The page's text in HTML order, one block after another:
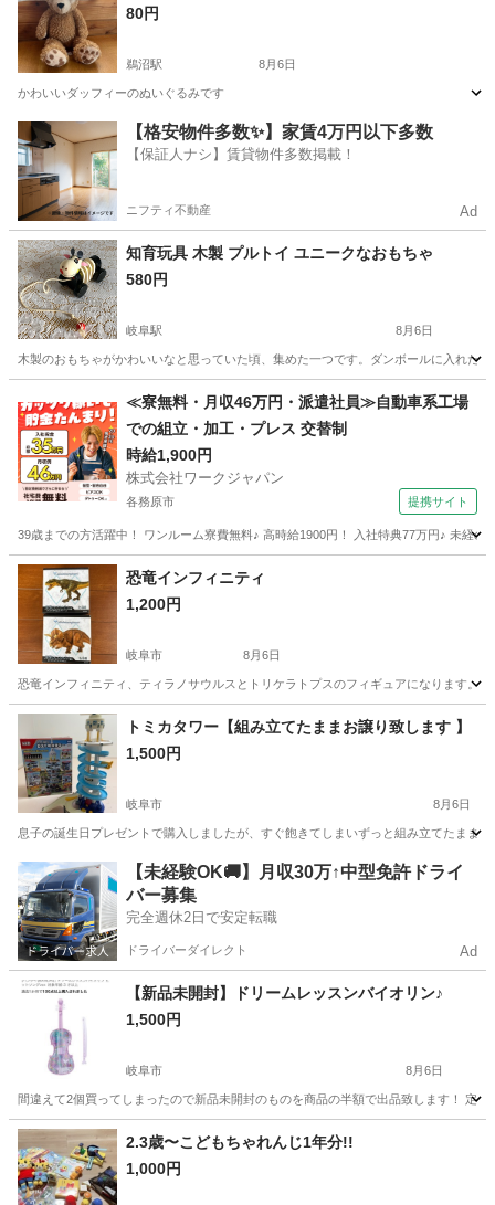
80円
鵜沼駅 8月6日
かわいいダッフィーのぬいぐるみです
岐阜 各務原市 鵜沼駅 おもちゃ
【格安物件多数✨】家賃4万円以下多数
【保証人ナシ】賃貸物件多数掲載！
ニフティ不動産 Ad
知育玩具 木製 プルトイ ユニークなおもちゃ
580円
岐阜駅 8月6日
木製のおもちゃがかわいいなと思っていた頃、集めた一つです。ダンボールに入れた
岐阜駅 おもちゃ 木製
≪寮無料・月収46万円・派遣社員≫自動車系工場
での組立・加工・プレス 交替制
時給1,900円
株式会社ワークジャパン
各務原市 提携サイト
39歳までの方活躍中！ ワンルーム寮費無料♪ 高時給1900円！ 入社特典77万円♪ 未経
岐阜 各務原市 その他
恐竜インフィニティ
1,200円
岐阜市 8月6日
恐竜インフィニティ、ティラノサウルスとトリケラトプスのフィギュアになります。
岐阜 岐阜市 フィギュア 恐竜
トミカタワー【組み立てたままお譲り致します 】
1,500円
岐阜市 8月6日
息子の誕生日プレゼントで購入しましたが、すぐ飽きてしまいずっと組み立てたま
岐阜 岐阜市 ミニカー トミカタワー
【未経験OK🚚】月収30万↑中型免許ドライ
バー募集
完全週休2日で安定転職
ドライバーダイレクト Ad
【新品未開封】ドリームレッスンバイオリン♪
1,500円
岐阜市 8月6日
間違えて2個買ってしまったので新品未開封のものを商品の半額で出品致します！ 定価
岐阜 岐阜市 おもちゃ 新品
2.3歳〜こどもちゃれんじ1年分!!
1,000円